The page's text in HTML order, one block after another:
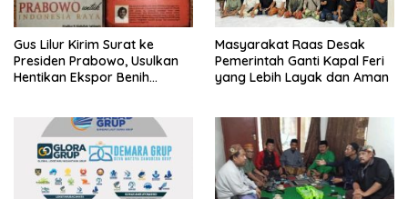
Gus Lilur Kirim Surat ke
Presiden Prabowo, Usulkan
Hentikan Ekspor Benih
Masyarakat Raas Desak
Pemerintah Ganti Kapal Feri
yang Lebih Layak dan Aman